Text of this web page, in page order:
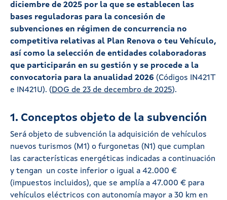
diciembre de 2025 por la que se establecen las
bases reguladoras para la concesión de
subvenciones en régimen de concurrencia no
competitiva relativas al Plan Renova o teu Vehículo,
así como la selección de entidades colaboradoras
que participarán en su gestión y se procede a la
convocatoria para la anualidad 2026 (Códigos IN421T
e IN421U). ( DOG de 23 de decembro de 2025).
1. Conceptos objeto de la subvención
Será objeto de subvención la adquisición de vehículos
nuevos turismos (M1) o furgonetas (N1) que cumplan
las características energéticas indicadas a continuación
y tengan un coste inferior o igual a 42.000 €
(impuestos incluidos), que se amplía a 47.000 € para
vehículos eléctricos con autonomía mayor a 30 km en